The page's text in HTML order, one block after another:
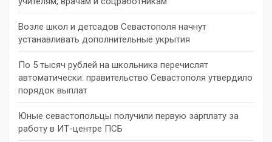
Возле школ и детсадов Севастополя начнут
устанавливать дополнительные укрытия
По 5 тысяч рублей на школьника перечислят
автоматически: правительство Севастополя утвердило
порядок выплат
Юные севастопольцы получили первую зарплату за
работу в ИТ-центре ПСБ